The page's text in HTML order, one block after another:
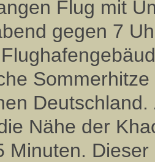
Flug mit
gegen 7
Nähe der
Minuten.